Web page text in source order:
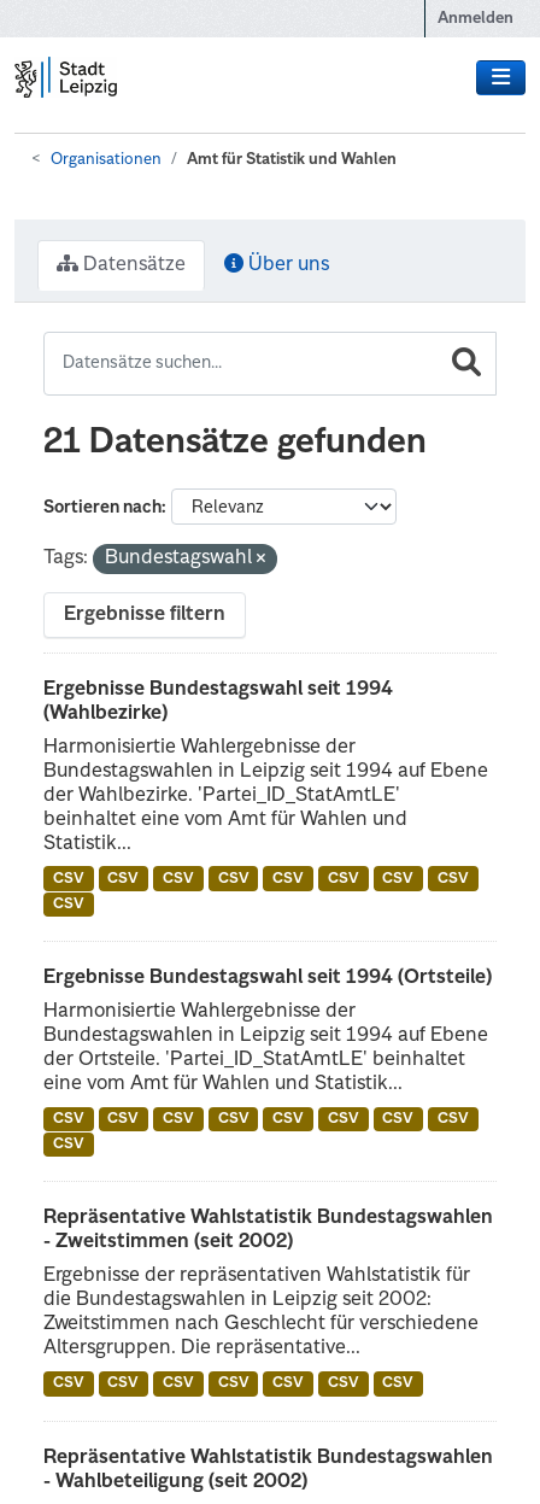
Anmelden
Organisationen Amt für Statistik und Wahlen
Datensätze Über uns
21 Datensätze gefunden
Sortieren nach
Tags: Bundestagswahl
Ergebnisse filtern
Ergebnisse Bundestagswahl seit 1994
(Wahlbezirke)
Harmonisiertie Wahlergebnisse der
Bundestagswahlen in Leipzig seit 1994 auf Ebene
der Wahlbezirke. 'Partei_ID_StatAmtLE'
beinhaltet eine vom Amt für Wahlen und
Statistik...
CSV CSV CSV CSV CSV CSV CSV
CSV
CSV
Ergebnisse Bundestagswahl seit 1994 (Ortsteile)
Harmonisiertie Wahlergebnisse der
Bundestagswahlen in Leipzig seit 1994 auf Ebene
der Ortsteile. 'Partei_ID_StatAmtLE' beinhaltet
eine vom Amt für Wahlen und Statistik...
CSV CSV CSV CSV CSV CSV CSV
CSV
CSV
Repräsentative Wahlstatistik Bundestagswahlen
- Zweitstimmen (seit 2002)
Ergebnisse der repräsentativen Wahlstatistik für
die Bundestagswahlen in Leipzig seit 2002:
Zweitstimmen nach Geschlecht für verschiedene
Altersgruppen. Die repräsentative...
CSV CSV CSV CSV CSV CSV CSV
Repräsentative Wahlstatistik Bundestagswahlen
- Wahlbeteiligung (seit 2002)